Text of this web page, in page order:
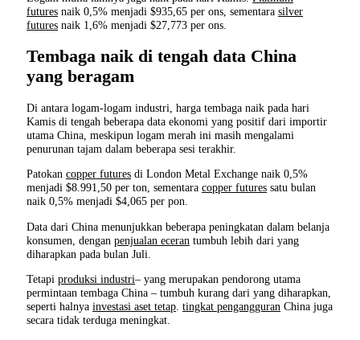
futures naik 0,5% menjadi $935,65 per ons, sementarasilver
futures naik 1,6% menjadi $27,773 per ons.
Tembaga naik di tengah data China
yang beragam
Di antara logam-logam industri, harga tembaga naik pada hari
Kamis di tengah beberapa data ekonomi yang positif dari importir
utama China, meskipun logam merah ini masih mengalami
penurunan tajam dalam beberapa sesi terakhir.
Patokancopper futures di London Metal Exchange naik 0,5%
menjadi $8.991,50 per ton, sementaracopper futures satu bulan
naik 0,5% menjadi $4,065 per pon.
Data dari China menunjukkan beberapa peningkatan dalam belanja
konsumen, denganpenjualan eceran tumbuh lebih dari yang
diharapkan pada bulan Juli.
Tetapiproduksi industri– yang merupakan pendorong utama
permintaan tembaga China – tumbuh kurang dari yang diharapkan,
seperti halnyainvestasi aset tetap .tingkat pengangguran China juga
secara tidak terduga meningkat.